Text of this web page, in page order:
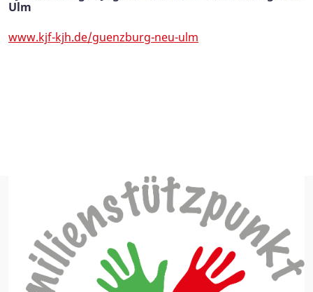
Ulm
www.kjf-kjh.de/guenzburg-neu-ulm